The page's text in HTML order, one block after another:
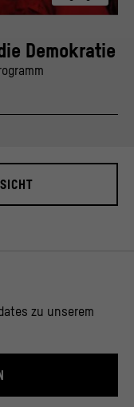
Demokratie
zu unserem